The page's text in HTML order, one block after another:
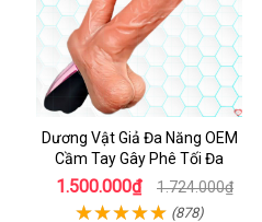
Dương Vật Giả Đa Năng OEM
Cầm Tay Gây Phê Tối Đa
1.500.000₫ 1.724.000₫
(878)